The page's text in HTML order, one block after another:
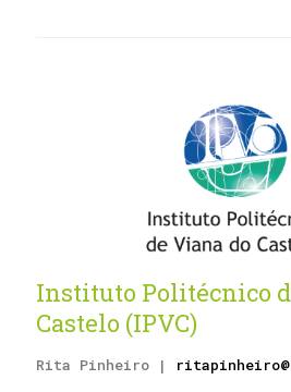
Instituto Politécnico
Castelo (IPVC)
Rita Pinheiro |